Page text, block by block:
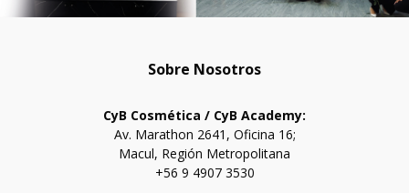
Sobre Nosotros
CyB Cosmética / CyB Academy:
Av. Marathon 2641, Oficina 16;
Macul, Región Metropolitana
+56 9 4907 3530